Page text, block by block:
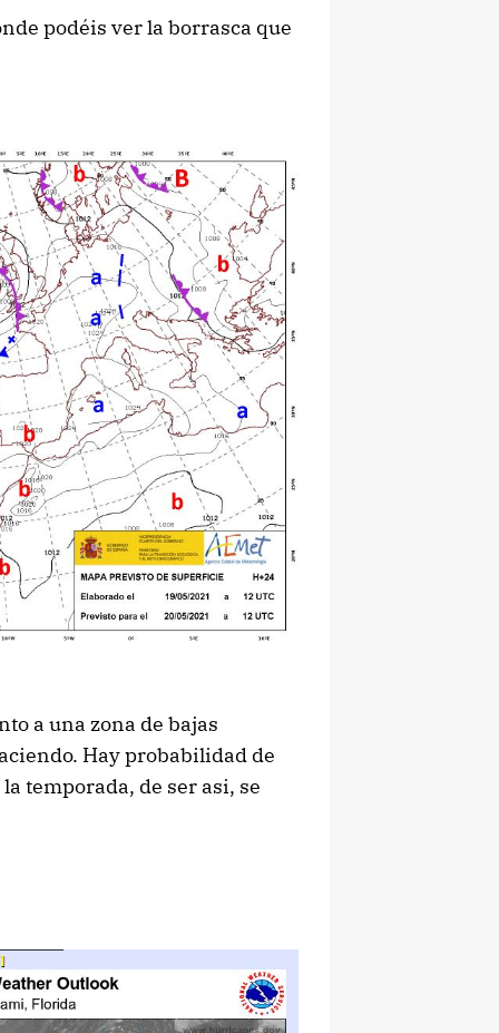
podéis ver la borrasca que
a una zona de bajas
Hay probabilidad de
temporada, de ser asi, se